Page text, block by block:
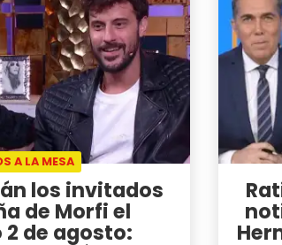
A LA MESA
los invitados
de Morfi el
de agosto: